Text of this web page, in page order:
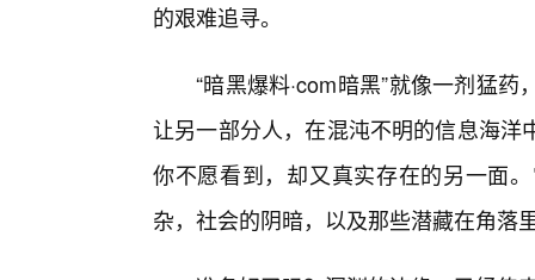
的艰难追寻。
“暗黑爆料·com暗黑”就像一剂猛
让另一部分人，在混沌不明的信息海
你不愿看到，却又真实存在的另一面
杂，社会的阴暗，以及那些潜藏在角落